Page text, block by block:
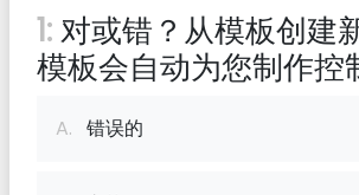
1:对或错？从模板创建
模板会自动为您制作控
A. 错误的